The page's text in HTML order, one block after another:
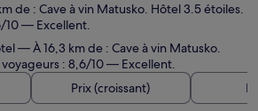
de : Cave à vin Matusko. Hôtel 3.5 étoiles.
10 — Excellent.
— À 16,3 km de : Cave à vin Matusko.
voyageurs : 8,6/10 — Excellent.
Prix (croissant)